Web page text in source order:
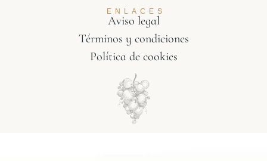
ENLACES
Aviso legal
Términos y condiciones
Política de cookies